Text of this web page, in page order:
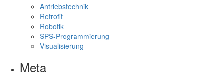
Antriebstechnik
Retrofit
Robotik
SPS-Programmierung
Visualisierung
Meta